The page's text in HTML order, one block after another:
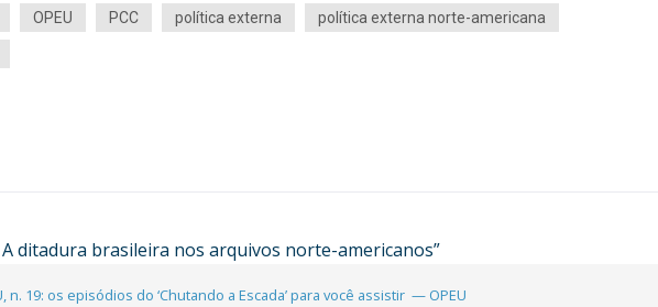
OPEU PCC política externa política externa norte-americana
ditadura brasileira nos arquivos norte-americanos”
n. 19: os episódios do ‘Chutando a Escada’ para você assistir — OPEU